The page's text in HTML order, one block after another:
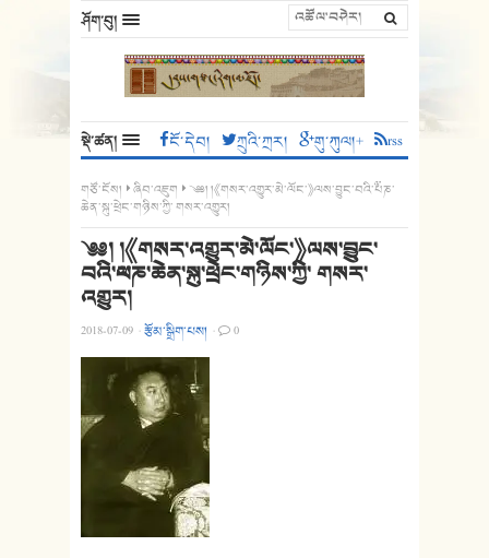
ཤོག་བུ།
སྡེ་ཚན། ངོ་དེབ། ཀྲུའི་ཀྲར། གུ་ཀུལ།+ rss
གཙོ་ངོས། ཞིབ་འཇུག
༄༅། །《གསར་འགྱུར་མེ་ལོང་》ལས་བྱུང་བའི་༸པཎ་
ཆེན་སྐུ་ཕྲེང་གཉིས་ཀྱི་ གསར་འགྱུར།
༄༅། །《གསར་འགྱུར་མེ་ལོང་》ལས་བྱུང་
བའི་༸པཎ་ཆེན་སྐུ་ཕྲེང་གཉིས་ཀྱི་ གསར་
འགྱུར།
2018-07-09 ·རྩོམ་སྒྲིག་པས། · 0